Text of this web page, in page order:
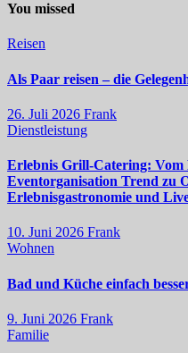
You missed
Reisen
Als Paar reisen – die
26. Juli 2026 Frank
Dienstleistung
Erlebnis Grill-Catering: Vom
Eventorganisation Trend zu
Erlebnisgastronomie und
10. Juni 2026 Frank
Wohnen
Bad und Küche einfach
9. Juni 2026 Frank
Familie